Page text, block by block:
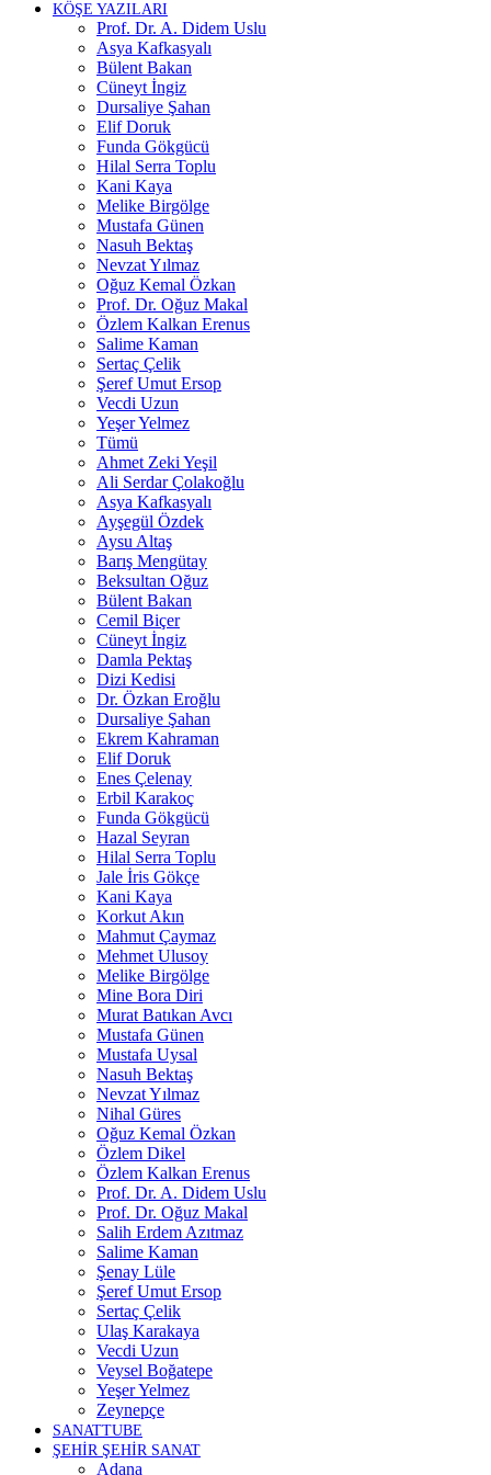
KÖŞE YAZILARI
Prof. Dr. A. Didem Uslu
Asya Kafkasyalı
Bülent Bakan
Cüneyt İngiz
Dursaliye Şahan
Elif Doruk
Funda Gökgücü
Hilal Serra Toplu
Kani Kaya
Melike Birgölge
Mustafa Günen
Nasuh Bektaş
Nevzat Yılmaz
Oğuz Kemal Özkan
Prof. Dr. Oğuz Makal
Özlem Kalkan Erenus
Salime Kaman
Sertaç Çelik
Şeref Umut Ersop
Vecdi Uzun
Yeşer Yelmez
Tümü
Ahmet Zeki Yeşil
Ali Serdar Çolakoğlu
Asya Kafkasyalı
Ayşegül Özdek
Aysu Altaş
Barış Mengütay
Beksultan Oğuz
Bülent Bakan
Cemil Biçer
Cüneyt İngiz
Damla Pektaş
Dizi Kedisi
Dr. Özkan Eroğlu
Dursaliye Şahan
Ekrem Kahraman
Elif Doruk
Enes Çelenay
Erbil Karakoç
Funda Gökgücü
Hazal Seyran
Hilal Serra Toplu
Jale İris Gökçe
Kani Kaya
Korkut Akın
Mahmut Çaymaz
Mehmet Ulusoy
Melike Birgölge
Mine Bora Diri
Murat Batıkan Avcı
Mustafa Günen
Mustafa Uysal
Nasuh Bektaş
Nevzat Yılmaz
Nihal Güres
Oğuz Kemal Özkan
Özlem Dikel
Özlem Kalkan Erenus
Prof. Dr. A. Didem Uslu
Prof. Dr. Oğuz Makal
Salih Erdem Azıtmaz
Salime Kaman
Şenay Lüle
Şeref Umut Ersop
Sertaç Çelik
Ulaş Karakaya
Vecdi Uzun
Veysel Boğatepe
Yeşer Yelmez
Zeynepçe
SANATTUBE
ŞEHİR ŞEHİR SANAT
Adana